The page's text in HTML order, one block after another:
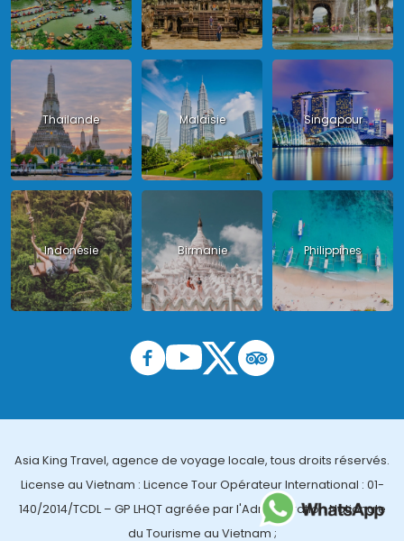
Thailande Malaisie Singapour
Indonésie Birmanie Philippines
Asia King Travel, agence de voyage locale, tous droits réservés.
License au Vietnam : Licence Tour Opérateur International : 01-
140/2014/TCDL – GP LHQT agréée par l'Administration Nationale
du Tourisme au Vietnam ;